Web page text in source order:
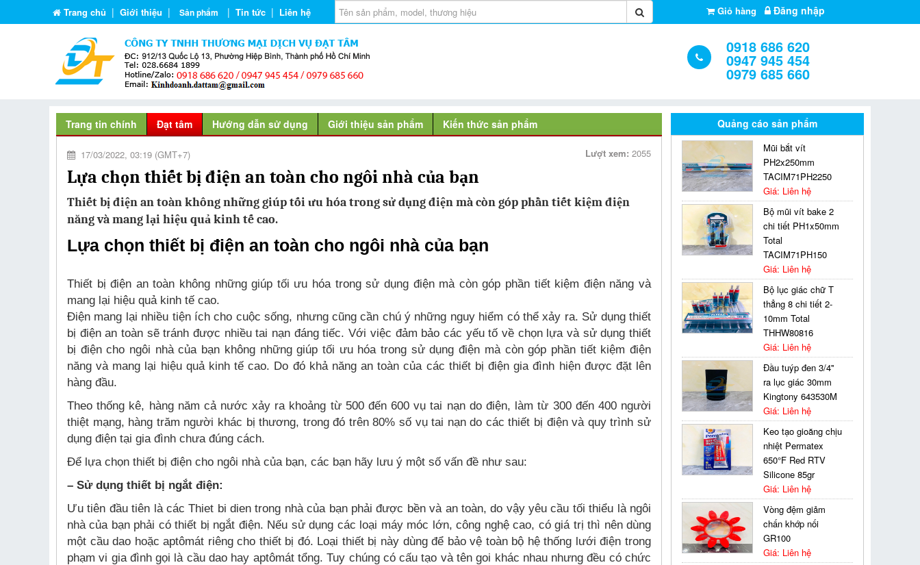
Trang chủ | Giới thiệu | Sản phẩm | Tin tức | Liên hệ Giỏ hàng Đăng nhập
0918 686 620
0947 945 454
0979 685 660
Trang tin chính Đạt tâm Hướng dẫn sử dụng Giới thiệu sản phẩm Kiến thức sản phẩm
17/03/2022, 03:19 (GMT+7) Lượt xem: 2055
Lựa chọn thiết bị điện an toàn cho ngôi nhà của bạn
Thiết bị điện an toàn không những giúp tối ưu hóa trong sử dụng điện mà còn góp phần tiết kiệm điện
năng và mang lại hiệu quả kinh tế cao.
Lựa chọn thiết bị điện an toàn cho ngôi nhà của bạn
Thiết bị điện an toàn không những giúp tối ưu hóa trong sử dụng điện mà còn góp phần tiết kiệm điện năng và
mang lại hiệu quả kinh tế cao.
Điện mang lại nhiều tiện ích cho cuộc sống, nhưng cũng cần chú ý những nguy hiểm có thể xảy ra. Sử dụng thiết
bị điện an toàn sẽ tránh được nhiều tai nạn đáng tiếc. Với việc đảm bảo các yếu tố về chọn lựa và sử dụng thiết
bị điện cho ngôi nhà của bạn không những giúp tối ưu hóa trong sử dụng điện mà còn góp phần tiết kiệm điện
năng và mang lại hiệu quả kinh tế cao. Do đó khả năng an toàn của các thiết bị điện gia đình hiện được đặt lên
hàng đầu.
Theo thống kê, hàng năm cả nước xảy ra khoảng từ 500 đến 600 vụ tai nạn do điện, làm từ 300 đến 400 người
thiệt mạng, hàng trăm người khác bị thương, trong đó trên 80% số vụ tai nạn do các thiết bị điện và quy trình sử
dụng điện tại gia đình chưa đúng cách.
Để lựa chọn thiết bị điện cho ngôi nhà của bạn, các bạn hãy lưu ý một số vấn đề như sau:
– Sử dụng thiết bị ngắt điện:
Ưu tiên đầu tiên là các Thiet bi dien trong nhà của bạn phải được bền và an toàn, do vậy yêu cầu tối thiểu là ngôi
nhà của bạn phải có thiết bị ngắt điện. Nếu sử dụng các loại máy móc lớn, công nghệ cao, có giá trị thì nên dùng
một cầu dao hoặc aptômát riêng cho thiết bị đó. Loại thiết bị này dùng để bảo vệ toàn bộ hệ thống lưới điện trong
phạm vi gia đình gọi là cầu dao hay aptômát tổng. Tuy chúng có cấu tạo và tên goi khác nhau nhưng đều có chức
Quảng cáo sản phẩm
Mũi bắt vít
PH2x250mm
TACIM71PH2250
Giá: Liên hệ
Bộ mũi vít bake 2
chi tiết PH1x50mm
Total
TACIM71PH150
Giá: Liên hệ
Bộ lục giác chữ T
thẳng 8 chi tiết 2-
10mm Total
THHW80816
Giá: Liên hệ
Đầu tuýp đen 3/4''
ra lục giác 30mm
Kingtony 643530M
Giá: Liên hệ
Keo tạo gioăng chịu
nhiệt Permatex
650°F Red RTV
Silicone 85gr
Giá: Liên hệ
Vòng đệm giảm
chấn khớp nối
GR100
Giá: Liên hệ